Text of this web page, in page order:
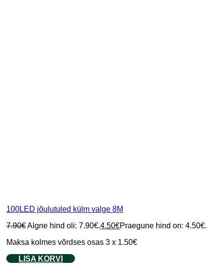
100LED jõulutuled külm valge 8M
7.90€Algne hind oli: 7.90€.4.50€Praegune hind on: 4.50€.
Maksa kolmes võrdses osas 3 x 1.50€
LISA KORVI